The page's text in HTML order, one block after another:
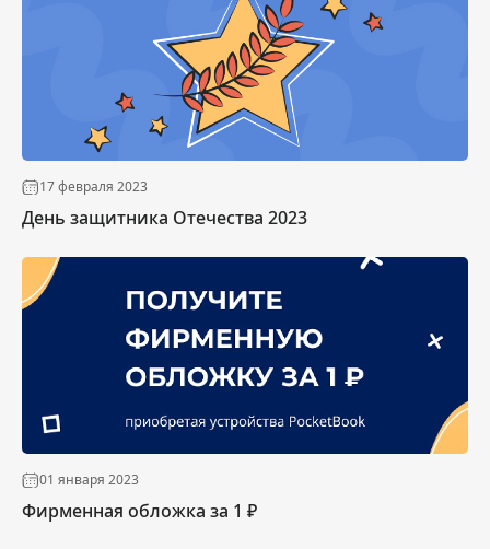
17 февраля 2023
День защитника Отечества 2023
01 января 2023
Фирменная обложка за 1 ₽